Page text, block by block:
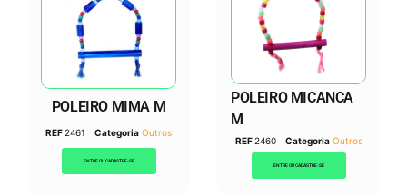
POLEIRO MIMA M
REF2461 Categoria Outros
ENTRE OU CADASTRE-SE
POLEIRO MICANCA
M
REF2460 Categoria Outros
ENTRE OU CADASTRE-SE